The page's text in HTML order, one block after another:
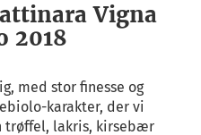
Vigna
2018
med stor finesse og
karakter, der vi
trøffel, lakris, kirsebær